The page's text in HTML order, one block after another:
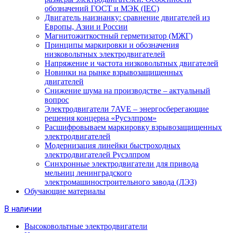
обозначений ГОСТ и МЭК (IEC)
Двигатель наизнанку: сравнение двигателей из
Европы, Азии и России
Магнитожиткостный герметизатор (МЖГ)
Принципы маркировки и обозначения
низковольтных электродвигателей
Напряжение и частота низковольтных двигателей
Новинки на рынке взрывозащищенных
двигателей
Снижение шума на производстве – актуальный
вопрос
Электродвигатели 7AVE – энергосберегающие
решения концерна «Русэлпром»
Расшифровываем маркировку взрывозащищенных
электродвигателей
Модернизация линейки быстроходных
электродвигателей Русэлпром
Синхронные электродвигатели для привода
мельниц ленинградского
электромашиностроительного завода (ЛЭЗ)
Обучающие материалы
В наличии
Высоковольтные электродвигатели